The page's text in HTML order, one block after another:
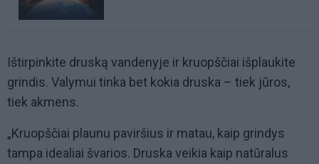
Ištirpinkite druską vandenyje ir kruopščiai išplaukite
grindis. Valymui tinka bet kokia druska – tiek jūros,
tiek akmens.
„Kruopščiai plaunu paviršius ir matau, kaip grindys
tampa idealiai švarios. Druska veikia kaip natūralus